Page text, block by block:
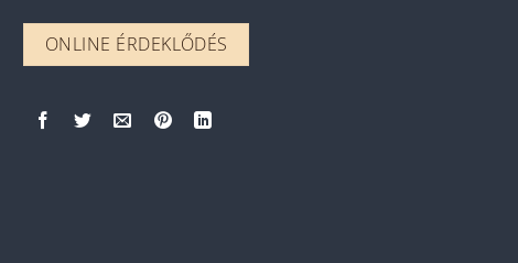
ONLINE ÉRDEKLŐDÉS